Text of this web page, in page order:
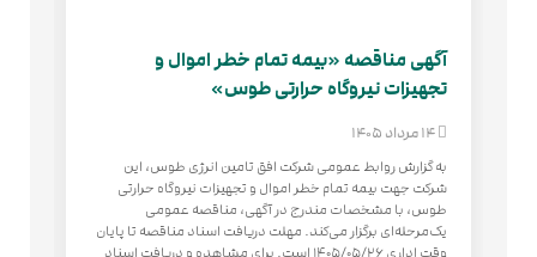
آگهی مناقصه «بیمه تمام خطر اموال و
تجهیزات نیروگاه حرارتی طوس»
به گزارش روابط عمومی شرکت افق تامین انرژی طوس، این
شرکت جهت بيمه تمام خطر اموال و تجهيزات نيروگاه حرارتی
طوس، با مشخصات مندرج در آگهی، مناقصه عمومی
یک‌مرحله‌ای برگزار می‌کند. مهلت دریافت اسناد مناقصه تا پایان